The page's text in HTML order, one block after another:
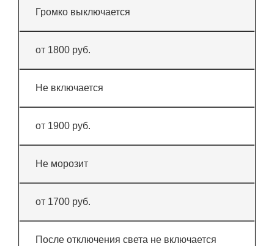
Громко выключается
от 1800 руб.
Не включается
от 1900 руб.
Не морозит
от 1700 руб.
После отключения света не включается